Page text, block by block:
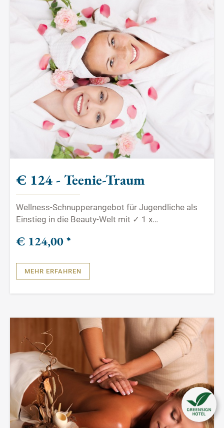
€ 124 - Teenie-Traum
Wellness-Schnupperangebot für Jugendliche als
Einstieg in die Beauty-Welt mit ✓ 1 x
✓ 1 x Handmassage ✓ 1 x
€ 124,00 *
MEHR ERFAHREN